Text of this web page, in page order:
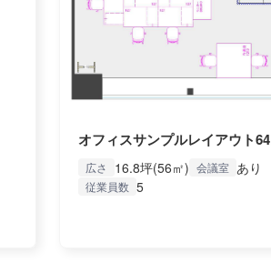
オフィスサンプルレイアウト64
広さ 16.8坪(56㎡) 会議室 あり
従業員数 5